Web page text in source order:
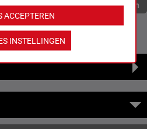
Quoteringen verversen
ACCEPTEREN
INSTELLINGEN